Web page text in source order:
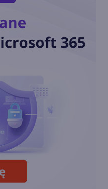
ten czas zleciał
źródłowym Windows
motyw
Windows XP i
wersji wyciekł do